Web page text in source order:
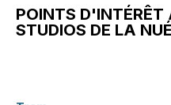
POINTS D'INTÉRÊT
STUDIOS DE LA